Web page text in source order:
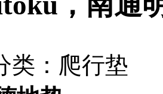
类：爬行垫